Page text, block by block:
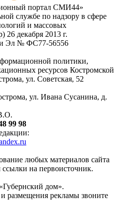
портал СМИ44»
службе по надзору в сфере
и массовых
26 декабря 2013 г.
Эл № ФC77-56556
политики,
ресурсов Костромской
ул. Советская, 52
ул. Ивана Сусанина, д.
99 98
любых материалов сайта
на первоисточник.
дом».
размещения рекламы звоните